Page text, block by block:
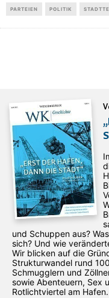
PARTEIEN POLITIK
und Schuppen aus?
sich? Und wie
Wir blicken auf die
Strukturwandel rund
Schmugglern und
sowie Abenteuern, Sex
Rotlichtviertel am Hafen.